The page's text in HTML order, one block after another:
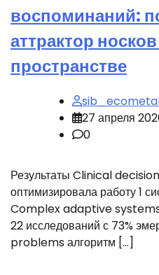
воспоминаний:
аттрактор
пространстве
27 апреля
0
Результаты Clinical
оптимизировала работу 1
Complex adaptive systems
22 исследований с 73%
problems алгоритм […]